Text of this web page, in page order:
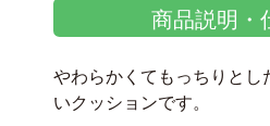
商品説明・
やわらかくてもっちりとし
いクッションです。